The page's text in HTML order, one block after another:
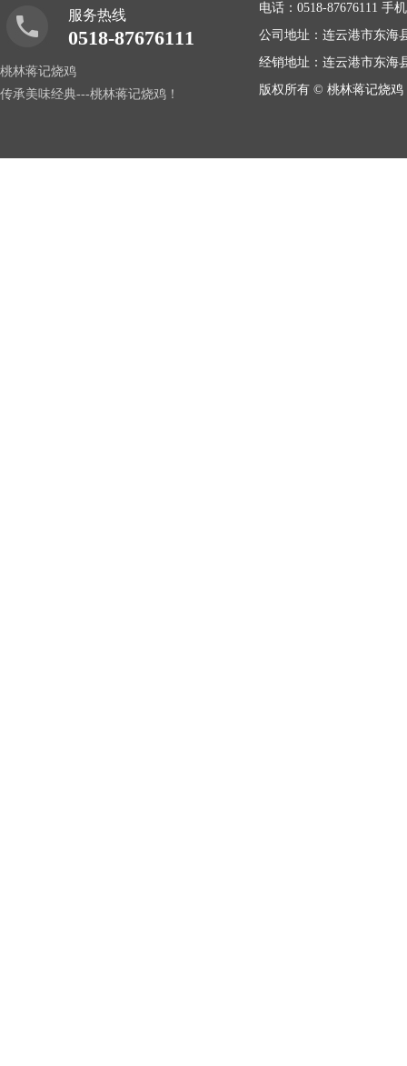
服务热线
0518-87676111
桃林蒋记烧鸡
传承美味经典---桃林蒋记烧鸡！
电话：0518-87676111 手
公司地址：连云港市东海
经销地址：连云港市东海
版权所有 © 桃林蒋记烧鸡